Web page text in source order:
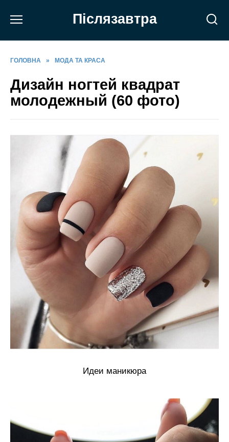
Післязавтра
ГОЛОВНА » МОДА ТА КРАСА
Дизайн ногтей квадрат
молодежный (60 фото)
Идеи маникюра